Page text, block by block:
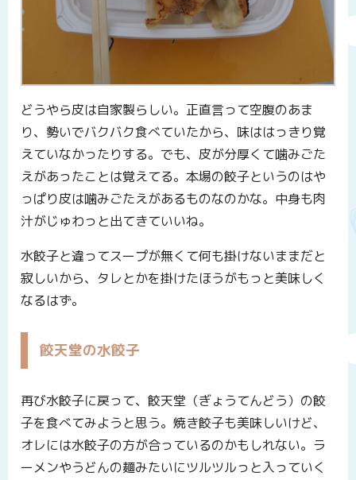
どうやら皮は自家製らしい。正直言って空腹のあま
り、勢いでバクバク食べていたから、味ははっきり覚
えていなかったりする。でも、皮が分厚くて噛みごた
えがあったことは覚えてる。本場の餃子というのはや
っぱり皮は噛みごたえがあるものなのかな。中身も肉
汁がじゅわっと出てきていいね。
水餃子と違ってスープが無くて何も掛けないままだと
寂しいから、タレとかを掛けたほうがもっと美味しく
なるはず。
餃天堂の水餃子
再び水餃子に戻って、餃天堂（ぎょうてんどう）の餃
子を食べてみようと思う。焼き餃子も美味しいけど、
オレには水餃子の方が合っているのかもしれない。ラ
ーメンやうどんの麺みたいにツルツルっと入っていく